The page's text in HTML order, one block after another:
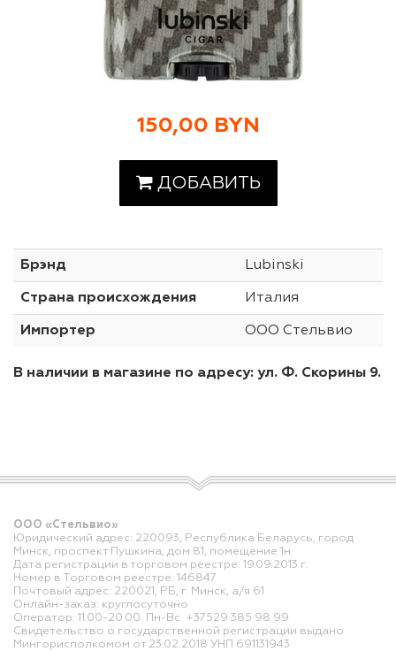
150,00 BYN
ДОБАВИТЬ
Брэнд Lubinski
Страна происхождения Италия
Импортер ООО Стельвио
В наличии в магазине по адресу: ул. Ф. Скорины 9.
ООО «Стельвио»
Юридический адрес: 220093, Республика Беларусь, город
Минск, проспект Пушкина, дом 81, помещение 1н
Дата регистрации в торговом реестре: 19.09.2013 г.
Номер в Торговом реестре: 146847
Почтовый адрес: 220021, РБ, г. Минск, а/я 61
Онлайн-заказ: круглосуточно
Оператор: 11.00-20.00 Пн-Вс +37529 385 98 99
Свидетельство о государственной регистрации выдано
Мингорисполкомом от 23.02.2018 УНП 691131943